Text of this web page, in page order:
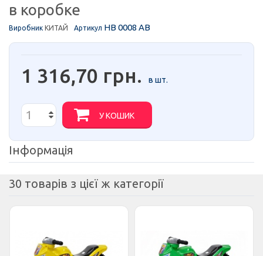
в коробке
Виробник КИТАЙ Артикул HB 0008 AB
1 316,70 грн. в шт.
У КОШИК
Інформація
30 товарів з цієї ж категорії